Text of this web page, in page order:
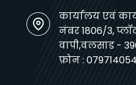
कार्यालय एवं
नंबर 1806/3,
वापी,वलसाड -
फ़ोन :